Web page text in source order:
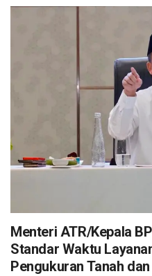
Menteri ATR/Kepala
Standar Waktu
Pengukuran Tanah